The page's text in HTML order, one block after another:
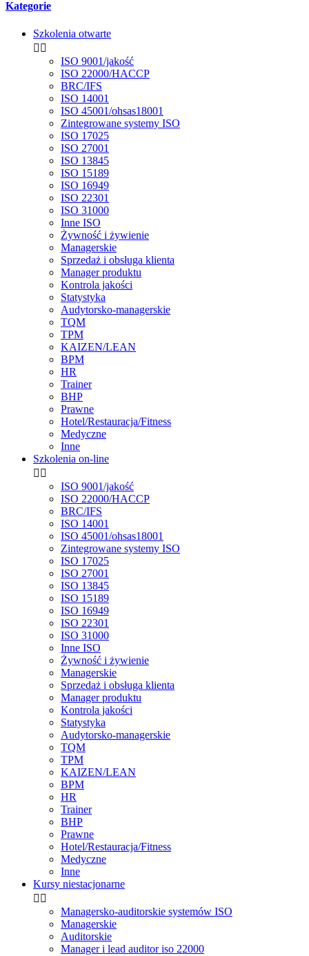
Kategorie
Szkolenia otwarte
 
ISO 9001/jakość
ISO 22000/HACCP
BRC/IFS
ISO 14001
ISO 45001/ohsas18001
Zintegrowane systemy ISO
ISO 17025
ISO 27001
ISO 13845
ISO 15189
ISO 16949
ISO 22301
ISO 31000
Inne ISO
Żywność i żywienie
Managerskie
Sprzedaż i obsługa klienta
Manager produktu
Kontrola jakości
Statystyka
Audytorsko-managerskie
TQM
TPM
KAIZEN/LEAN
BPM
HR
Trainer
BHP
Prawne
Hotel/Restauracja/Fitness
Medyczne
Inne
Szkolenia on-line
 
ISO 9001/jakość
ISO 22000/HACCP
BRC/IFS
ISO 14001
ISO 45001/ohsas18001
Zintegrowane systemy ISO
ISO 17025
ISO 27001
ISO 13845
ISO 15189
ISO 16949
ISO 22301
ISO 31000
Inne ISO
Żywność i żywienie
Managerskie
Sprzedaż i obsługa klienta
Manager produktu
Kontrola jakości
Statystyka
Audytorsko-managerskie
TQM
TPM
KAIZEN/LEAN
BPM
HR
Trainer
BHP
Prawne
Hotel/Restauracja/Fitness
Medyczne
Inne
Kursy niestacjonarne
 
Managersko-auditorskie systemów ISO
Managerskie
Auditorskie
Manager i lead auditor iso 22000